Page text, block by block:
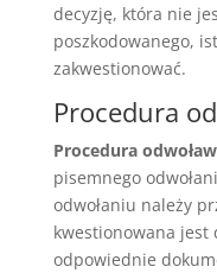
decyzję, która nie
poszkodowanego,
zakwestionować.
Procedura
Procedura
pisemnego
odwołaniu należy
kwestionowana jest
odpowiednie